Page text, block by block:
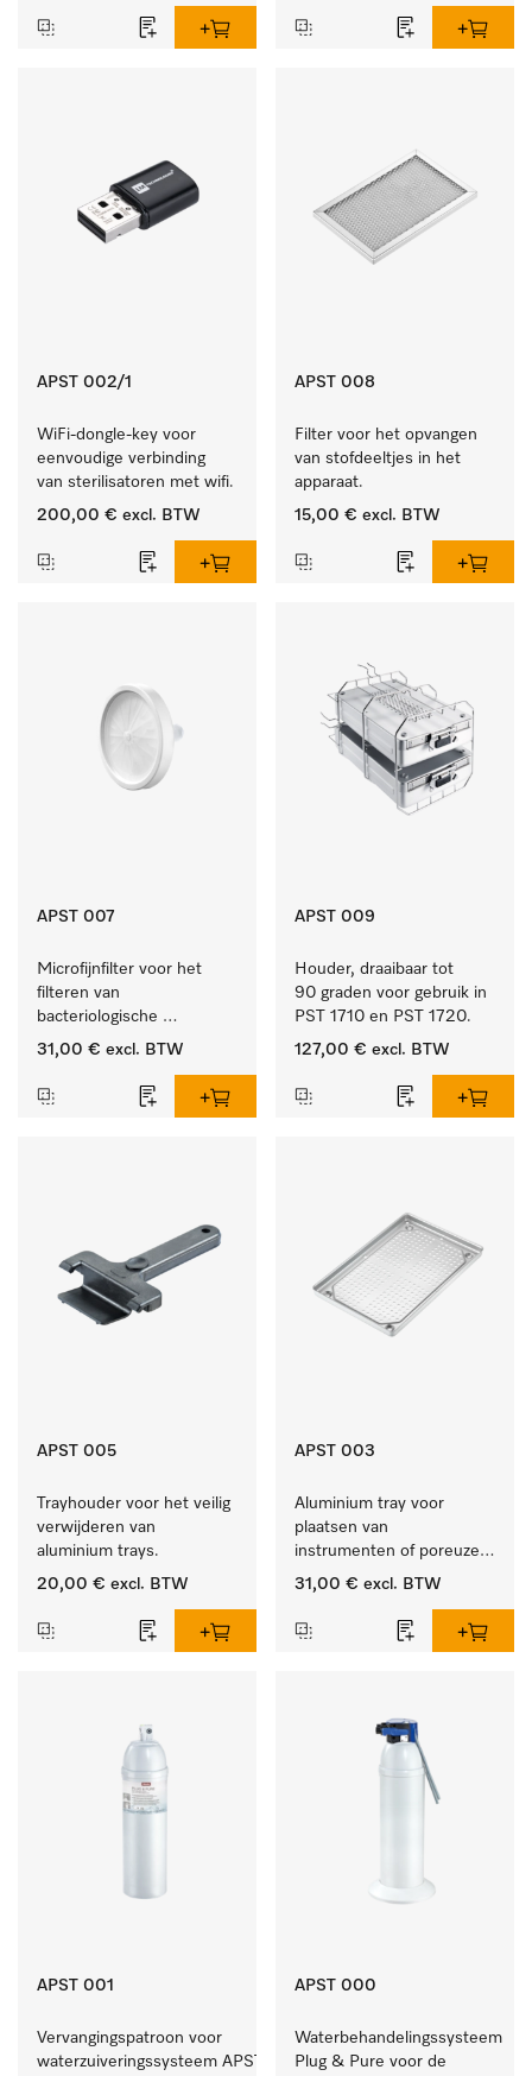
APST 002/1
WiFi-dongle-key voor
eenvoudige verbinding
van sterilisatoren met wifi.
200,00 € excl. BTW
APST 008
Filter voor het opvangen
van stofdeeltjes in het
apparaat.
15,00 € excl. BTW
APST 007
Microfijnfilter voor het
filteren van
bacteriologische
besmetting uit de
31,00 € excl. BTW
APST 009
Houder, draaibaar tot
90 graden voor gebruik in
PST 1710 en PST 1720.
127,00 € excl. BTW
APST 005
Trayhouder voor het veilig
verwijderen van
aluminium trays.
20,00 € excl. BTW
APST 003
Aluminium tray voor
plaatsen van
instrumenten of poreuze
goederen, klein.
31,00 € excl. BTW
APST 001
Vervangingspatroon voor
waterzuiveringssysteem APST 000,
APST 000
Waterbehandelingssysteem
Plug & Pure voor de